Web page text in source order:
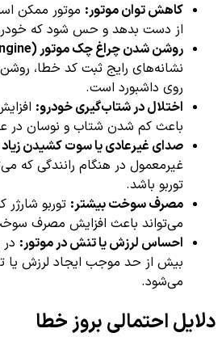
کاهش توان موتور: موتور ممکن
از دست بدهد و حس شود که خودرو
روشن شدن چراغ چک موتور (Check Engine):
روی داشبورد است.
اختلال در شتاب‌گیری خودرو:
باعث کم شدن شتاب و نوسان در
صدای غیرعادی یا سوت کشیدن زیاد
غیرمعمول در هنگام رانندگی که
توربو باشد.
مصرف سوخت بیشتر: توربو
می‌تواند باعث افزایش مصرف
احساس لرزش یا تنش در موتور:
بیش از حد موجب ایجاد لرزش یا
می‌شود.
دلایل احتمالی بروز خطا